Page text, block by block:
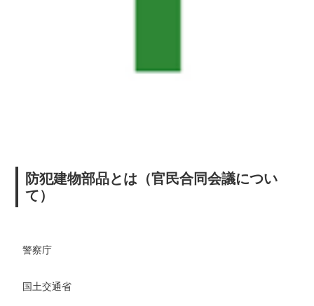
防犯建物部品とは（官民合同会議につい
て）
警察庁
国土交通省